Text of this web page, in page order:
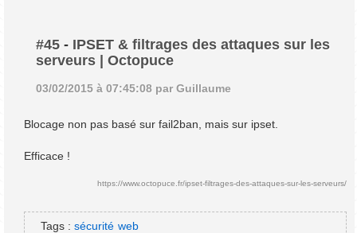
#45 - IPSET & filtrages des attaques sur les
serveurs | Octopuce
03/02/2015 à 07:45:08 par Guillaume
Blocage non pas basé sur fail2ban, mais sur ipset.
Efficace !
https://www.octopuce.fr/ipset-filtrages-des-attaques-sur-les-serveurs/
Tags :sécurité web